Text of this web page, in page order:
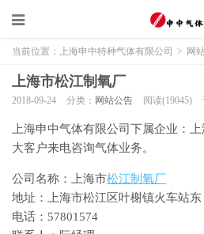
当前位置： 上海申中特种气体有限公司 > 网
上海市松江制氧厂
2018-09-24 分类： 网站公告 阅读(19045)
上海申中气体有限公司下属企业：
大客户来电咨询气体业务。
公司名称：上海市松江制氧厂
地址：上海市松江区叶榭镇火车站东
电话：57801574